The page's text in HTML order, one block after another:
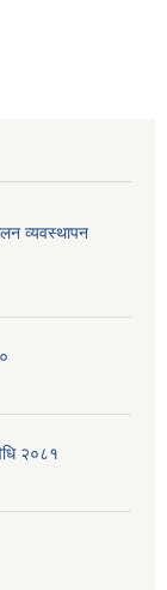
व्यवस्थापन
२०८१